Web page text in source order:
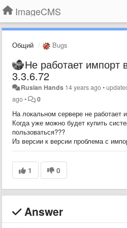
ImageCMS
Общий Bugs
Не работает импорт
3.3.6.72
Ruslan Hands 14 years ago•
ago• 0
На локальном сервере не работает
Когда уже можно будет купить
пользоваться???
Из версии к версии проблема с
1 0
Answer